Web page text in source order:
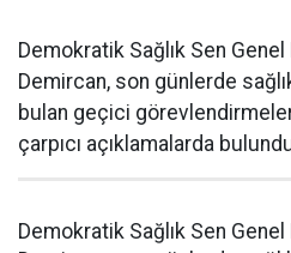
Demokratik Sağlık Sen Genel
Demircan, son günlerde
bulan geçici
çarpıcı açıklamalarda
Demokratik Sağlık Sen Genel